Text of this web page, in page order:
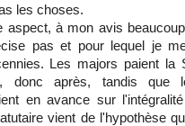
les choses.
aspect, à mon avis
pas et pour lequel je
Les majors paient la
donc après, tandis que
en avance sur
vient de l'hypothèse